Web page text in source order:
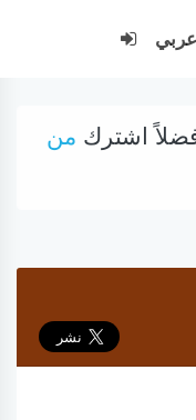
عربي
اشترك من